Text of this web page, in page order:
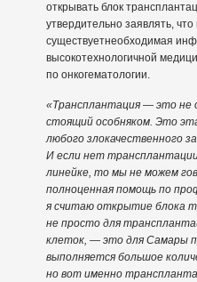
открывать блок
утвердительно заявлять, что
существуетнеобходимая
высокотехнологичной
по онкогематологии.
«Трансплантация — это
стоящий особняком. Это
любого злокачественного
И если нет
линейке, то мы не можем
полноценная помощь по
я считаю открытие блока
не просто для
клеток, — это для Самары
выполняется большое
но вот именно